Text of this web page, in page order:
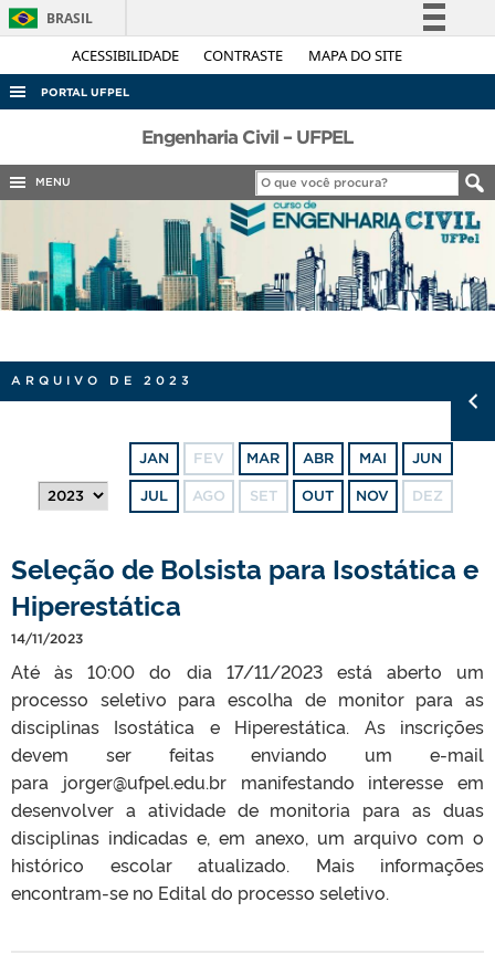
ACESSIBILIDADE CONTRASTE MAPA DO SITE
BRASIL
Simplifique!
Legislação
Canais
PORTAL UFPEL
ACESSO À INFORMAÇÃO
AUDITORIA
CONCURSOS
EDITAIS
Engenharia Civil – UFPEL
MENU
ARQUIVO DE 2023
JAN FEV MAR ABR MAI JUN
JUL AGO SET OUT NOV DEZ
Seleção de Bolsista para Isostática e
Hiperestática
14/11/2023
Até às 10:00 do dia 17/11/2023 está aberto um
processo seletivo para escolha de monitor para as
disciplinas Isostática e Hiperestática. As inscrições
devem ser feitas enviando um e-mail
para jorger@ufpel.edu.br manifestando interesse em
desenvolver a atividade de monitoria para as duas
disciplinas indicadas e, em anexo, um arquivo com o
histórico escolar atualizado. Mais informações
encontram-se no Edital do processo seletivo.